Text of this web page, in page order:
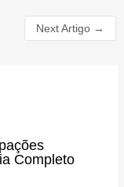
Next Artigo →
Completo